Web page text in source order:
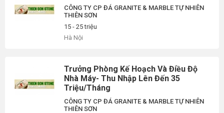
CÔNG TY CP ĐÁ GRANITE & MARBLE TỰ NHIÊN
THIÊN SƠN
15 - 25 triệu
Hà Nội
Trưởng Phòng Kế Hoạch Và Điều Độ
Nhà Máy- Thu Nhập Lên Đến 35
Triệu/Tháng
CÔNG TY CP ĐÁ GRANITE & MARBLE TỰ NHIÊN
THIÊN SƠN